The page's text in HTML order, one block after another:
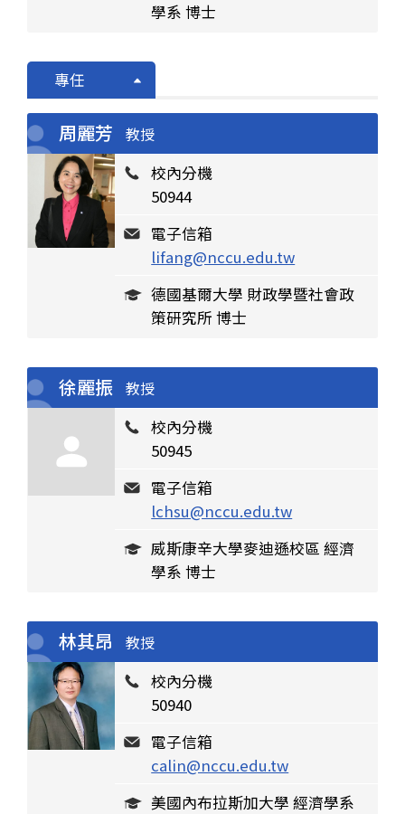
學系 博士
專任
周麗芳 教授
校內分機
50944
電子信箱
lifang@nccu.edu.tw
德國基爾大學 財政學暨社會政
策研究所 博士
徐麗振 教授
校內分機
50945
電子信箱
lchsu@nccu.edu.tw
威斯康辛大學麥迪遜校區 經濟
學系 博士
林其昂 教授
校內分機
50940
電子信箱
calin@nccu.edu.tw
美國內布拉斯加大學 經濟學系